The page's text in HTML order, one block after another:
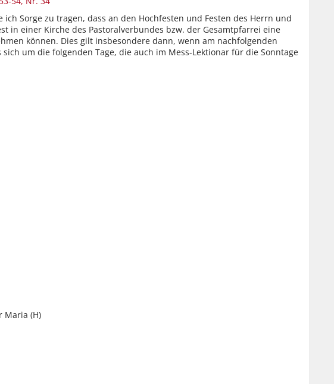
Sorge zu tragen, dass an den Hochfesten und Festen des Herrn und
in einer Kirche des Pastoralverbundes bzw. der Gesamtpfarrei eine
können. Dies gilt insbesondere dann, wenn am nachfolgenden
um die folgenden Tage, die auch im Mess-Lektionar für die Sonntage
Maria (H)